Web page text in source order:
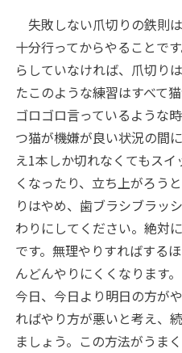
失敗しない爪切りの鉄則
十分行ってからやることで
らしていなければ、爪切り
たこのような練習はすべて
ゴロゴロ言っているような
つ猫が機嫌が良い状況の間
え1本しか切れなくてもス
くなったり、立ち上がろう
りはやめ、歯ブラシブラッ
わりにしてください。絶対
です。無理やりすればする
んどんやりにくくなります
今日、今日より明日の方が
ればやり方が悪いと考え、
ましょう。この方法がうま